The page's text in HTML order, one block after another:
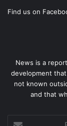
Find us on
News is a
development
not known
and that